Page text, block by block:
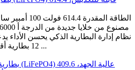
نظام إدارة البطارية الذكي يحسن الأداء
12 بطارية أقصى تيار شحن وتفريغ 100 ...